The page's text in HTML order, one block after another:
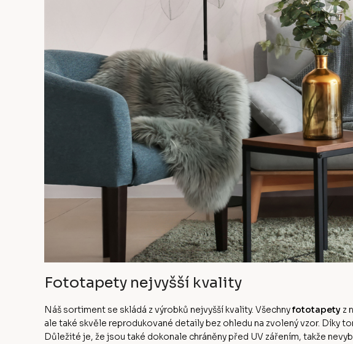
Fototapety nejvyšší kvality
Náš sortiment se skládá z výrobků nejvyšší kvality. Všechnyfototapety z
ale také skvěle reprodukované detaily bez ohledu na zvolený vzor. Díky
Důležité je, že jsou také dokonale chráněny před UV zářením, takže